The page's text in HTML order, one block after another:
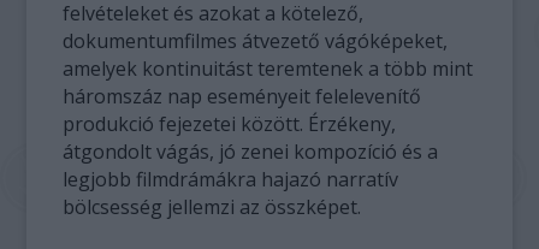
felvételeket és azokat a kötelező,
dokumentumfilmes átvezető vágóképeket,
amelyek kontinuitást teremtenek a több mint
háromszáz nap eseményeit felelevenítő
produkció fejezetei között. Érzékeny,
átgondolt vágás, jó zenei kompozíció és a
legjobb filmdrámákra hajazó narratív
bölcsesség jellemzi az összképet.